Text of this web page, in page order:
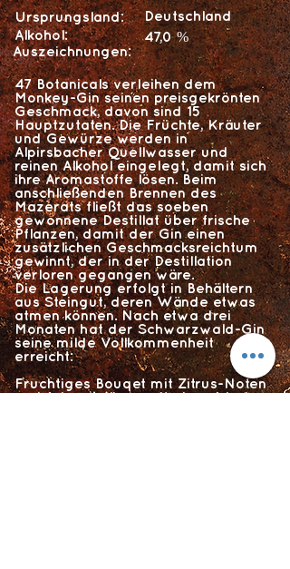
Ursprungsland:
Deutschland
Alkohol:
47,0 %
Auszeichnungen:
47 Botanicals verleihen dem
Monkey-Gin seinen preisgekrönten
Geschmack, davon sind 15
Hauptzutaten. Die Früchte, Kräuter
und Gewürze werden in
Alpirsbacher Quellwasser und
reinen Alkohol eingelegt, damit sich
ihre Aromastoffe lösen. Beim
anschließenden Brennen des
Mazerats fließt das soeben
gewonnene Destillat über frische
Pflanzen, damit der Gin einen
zusätzlichen Geschmacksreichtum
gewinnt, der in der Destillation
verloren gegangen wäre.
Die Lagerung erfolgt in Behältern
aus Steingut, deren Wände etwas
atmen können. Nach etwa drei
Monaten hat der Schwarzwald-Gin
seine milde Vollkommenheit
erreicht:
Fruchtiges Bouqet mit Zitrus-Noten
und feiner Würze mit einer frischen